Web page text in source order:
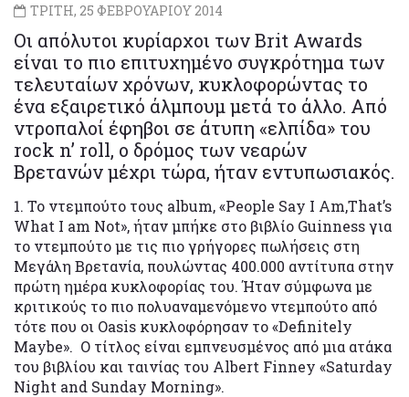
ΤΡΙΤΗ, 25 ΦΕΒΡΟΥΑΡΙΟΥ 2014
Οι απόλυτοι κυρίαρχοι των Brit Awards
είναι το πιο επιτυχημένο συγκρότημα των
τελευταίων χρόνων, κυκλοφορώντας το
ένα εξαιρετικό άλμπουμ μετά το άλλο. Από
ντροπαλοί έφηβοι σε άτυπη «ελπίδα» του
rock n’ roll, ο δρόμος των νεαρών
Βρετανών μέχρι τώρα, ήταν εντυπωσιακός.
1. To ντεμπούτο τους album, «People Say I Am,That’s
What I am Not», ήταν μπήκε στο βιβλίο Guinness για
το ντεμπούτο με τις πιο γρήγορες πωλήσεις στη
Μεγάλη Βρετανία, πουλώντας 400.000 αντίτυπα στην
πρώτη ημέρα κυκλοφορίας του. Ήταν σύμφωνα με
κριτικούς το πιο πολυαναμενόμενο ντεμπούτο από
τότε που οι Oasis κυκλοφόρησαν το «Definitely
Maybe». Ο τίτλος είναι εμπνευσμένος από μια ατάκα
του βιβλίου και ταινίας του Albert Finney «Saturday
Night and Sunday Morning».